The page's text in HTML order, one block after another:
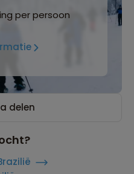
per persoon
delen